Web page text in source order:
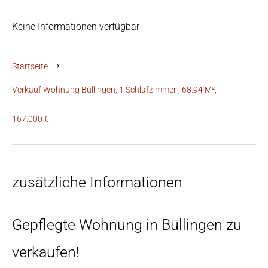
Keine Informationen verfügbar
Startseite
Verkauf Wohnung Büllingen, 1 Schlafzimmer , 68.94 M²,
167.000 €
zusätzliche Informationen
Gepflegte Wohnung in Büllingen zu
verkaufen!